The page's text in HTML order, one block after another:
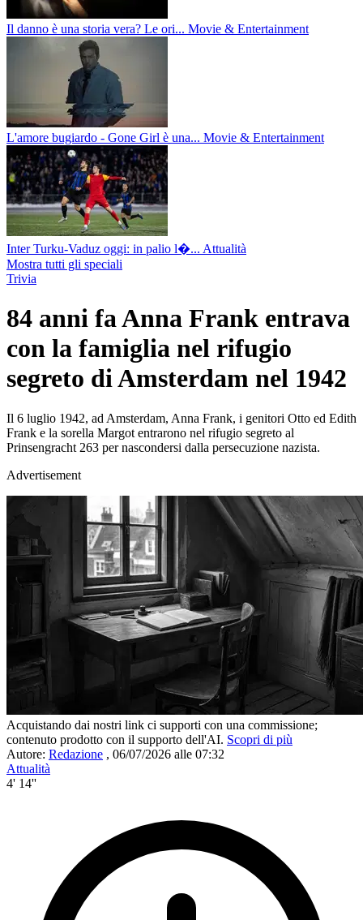
Il danno è una storia vera? Le ori... Movie & Entertainment
L'amore bugiardo - Gone Girl è una... Movie & Entertainment
Inter Turku-Vaduz oggi: in palio l�... Attualità
Mostra tutti gli speciali
Trivia
84 anni fa Anna Frank entrava
con la famiglia nel rifugio
segreto di Amsterdam nel 1942
Il 6 luglio 1942, ad Amsterdam, Anna Frank, i genitori Otto ed Edith
Frank e la sorella Margot entrarono nel rifugio segreto al
Prinsengracht 263 per nascondersi dalla persecuzione nazista.
Advertisement
Acquistando dai nostri link ci supporti con una commissione;
contenuto prodotto con il supporto dell'AI. Scopri di più
Autore: Redazione , 06/07/2026 alle 07:32
Attualità
4' 14''